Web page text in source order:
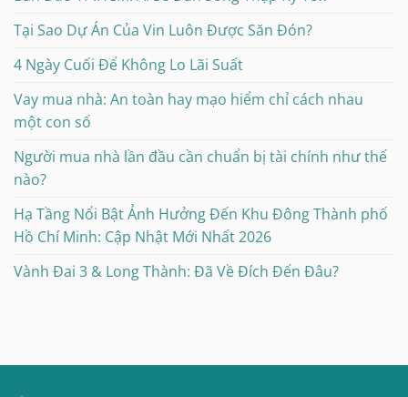
Tại Sao Dự Án Của Vin Luôn Được Săn Đón?
4 Ngày Cuối Để Không Lo Lãi Suất
Vay mua nhà: An toàn hay mạo hiểm chỉ cách nhau
một con số
Người mua nhà lần đầu cần chuẩn bị tài chính như thế
nào?
Hạ Tầng Nổi Bật Ảnh Hưởng Đến Khu Đông Thành phố
Hồ Chí Minh: Cập Nhật Mới Nhất 2026
Vành Đai 3 & Long Thành: Đã Về Đích Đến Đâu?